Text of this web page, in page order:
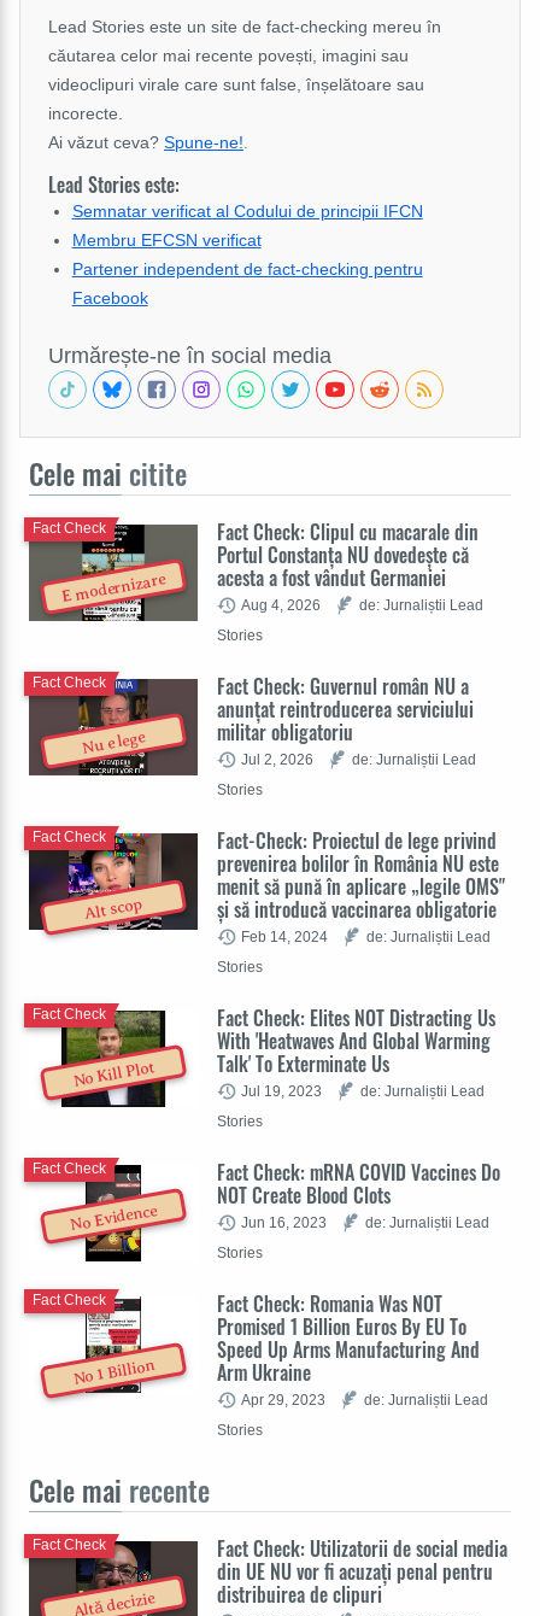
Lead Stories este un site de fact-checking mereu în
căutarea celor mai recente povești, imagini sau
videoclipuri virale care sunt false, înșelătoare sau
incorecte.
Ai văzut ceva? Spune-ne!
Lead Stories este:
Semnatar verificat al Codului de principii IFCN
Membru EFCSN verificat
Partener independent de fact-checking pentru
Facebook
Urmărește-ne în social media
Cele mai citite
E modernizare
Fact Check: Clipul cu macarale din
Portul Constanța NU dovedește că
acesta a fost vândut Germaniei
Fact Check
Aug 4, 2026
de: Jurnaliștii Lead
Stories
Nu e lege
Fact Check: Guvernul român NU a
anunțat reintroducerea serviciului
militar obligatoriu
Fact Check
Jul 2, 2026
de: Jurnaliștii Lead
Stories
Alt scop
Fact-Check: Proiectul de lege privind
prevenirea bolilor în România NU este
menit să pună în aplicare „legile OMS"
și să introducă vaccinarea obligatorie
Fact Check
Feb 14, 2024
de: Jurnaliștii Lead
Stories
No Kill Plot
Fact Check: Elites NOT Distracting Us
With 'Heatwaves And Global Warming
Talk' To Exterminate Us
Fact Check
Jul 19, 2023
de: Jurnaliștii Lead
Stories
No Evidence
Fact Check: mRNA COVID Vaccines Do
NOT Create Blood Clots
Fact Check
Jun 16, 2023
de: Jurnaliștii Lead
Stories
No 1 Billion
Fact Check: Romania Was NOT
Promised 1 Billion Euros By EU To
Speed Up Arms Manufacturing And
Arm Ukraine
Fact Check
Apr 29, 2023
de: Jurnaliștii Lead
Stories
Cele mai recente
Altă decizie
Fact Check: Utilizatorii de social media
din UE NU vor fi acuzați penal pentru
distribuirea de clipuri
Fact Check